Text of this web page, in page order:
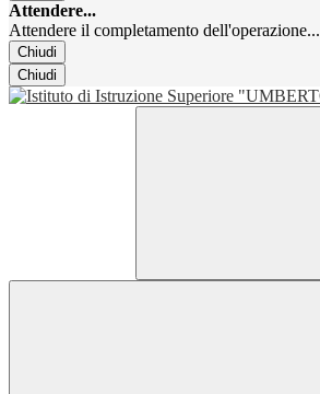
Attendere...
Attendere il completamento dell'operazione...
Chiudi
Chiudi